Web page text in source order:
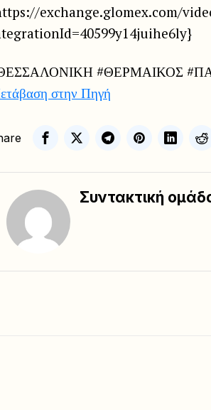
exchange.glomex.com/
#ΘΕΡΜΑΙΚΟΣ
στην Πηγή
Συντακτική